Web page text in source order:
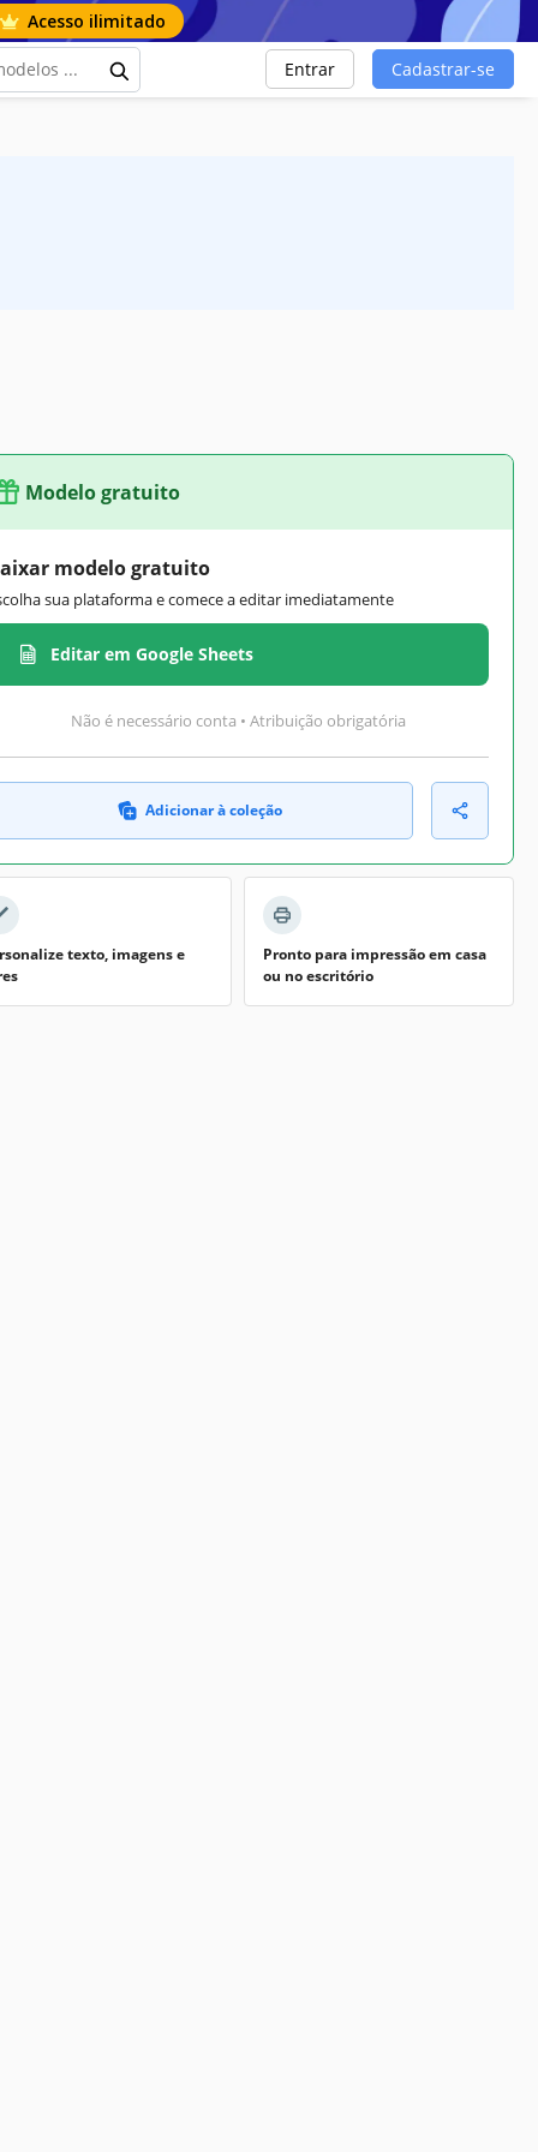
Acesso ilimitado
Entrar Cadastrar-se
Modelo gratuito
modelo gratuito
sua plataforma e comece a editar imediatamente
Editar em Google Sheets
Não é necessário conta • Atribuição obrigatória
Adicionar à coleção
texto, imagens e
Pronto para impressão em casa
ou no escritório